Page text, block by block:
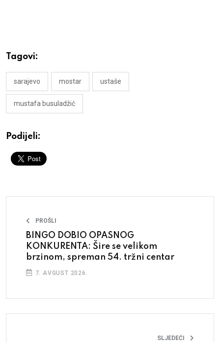
Tagovi:
sarajevo mostar ustaše
mustafa busuladžić
Podijeli:
PROŠLI
BINGO DOBIO OPASNOG
KONKURENTA: Šire se velikom
brzinom, spreman 54. tržni centar
7. AVGUST 2026.
SLJEDEĆI